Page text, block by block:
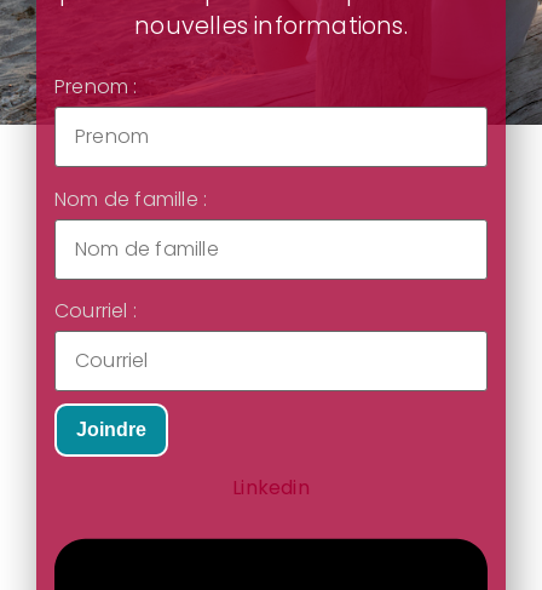
nouvelles informations.
Prenom :
Nom de famille :
Courriel :
Joindre
Linkedin